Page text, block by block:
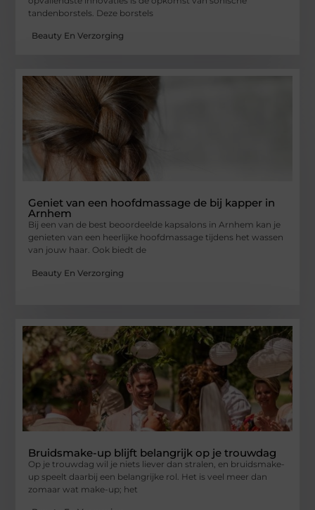
tandenborstels. Deze borstels
Beauty En Verzorging
Geniet van een hoofdmassage de bij kapper in
Arnhem
Bij een van de best beoordeelde kapsalons in Arnhem kan je
genieten van een heerlijke hoofdmassage tijdens het wassen
van jouw haar. Ook biedt de
Beauty En Verzorging
Bruidsmake-up blijft belangrijk op je trouwdag
Op je trouwdag wil je niets liever dan stralen, en bruidsmake-
up speelt daarbij een belangrijke rol. Het is veel meer dan
zomaar wat make-up; het